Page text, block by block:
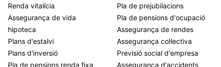
Renda vitalícia
Assegurança de vida
hipoteca
Plans d'estalvi
Plans d'inversió
Pla de pensions renda fixa
Pla de prejubilacions
Pla de pensions d'ocupació
Assegurança de rendes
Assegurança col·lectiva
Previsió social d'empresa
Assegurança d'accidents